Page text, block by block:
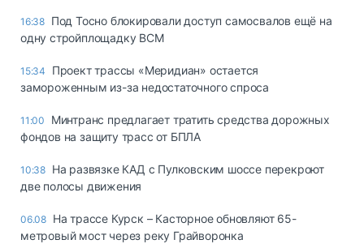
16:38 Под Тосно блокировали доступ самосвалов ещё на
одну стройплощадку ВСМ
15:34
Проект трассы «Меридиан» остается
замороженным из-за недостаточного спроса
11:00
Минтранс предлагает тратить средства дорожных
фондов на защиту трасс от БПЛА
10:38 На развязке КАД с Пулковским шоссе перекроют
две полосы движения
06.08 На трассе Курск – Касторное обновляют 65-
метровый мост через реку Грайворонка